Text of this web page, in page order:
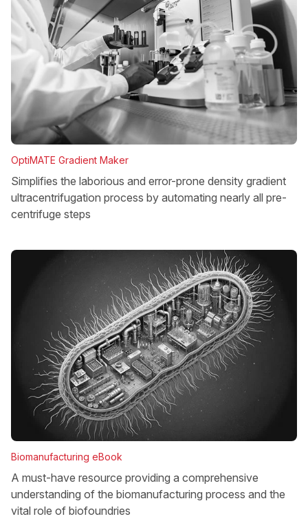
OptiMATE Gradient Maker
Simplifies the laborious and error-prone density gradient
ultracentrifugation process by automating nearly all pre-
centrifuge steps
Biomanufacturing eBook
A must-have resource providing a comprehensive
understanding of the biomanufacturing process and the
vital role of biofoundries